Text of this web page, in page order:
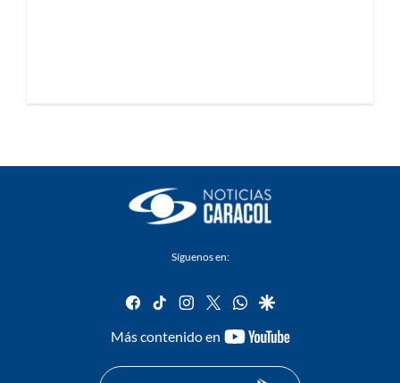
Síguenos en:
facebook
tiktok instagram
twitterwhatsapp
google
Más contenido en
youtube-